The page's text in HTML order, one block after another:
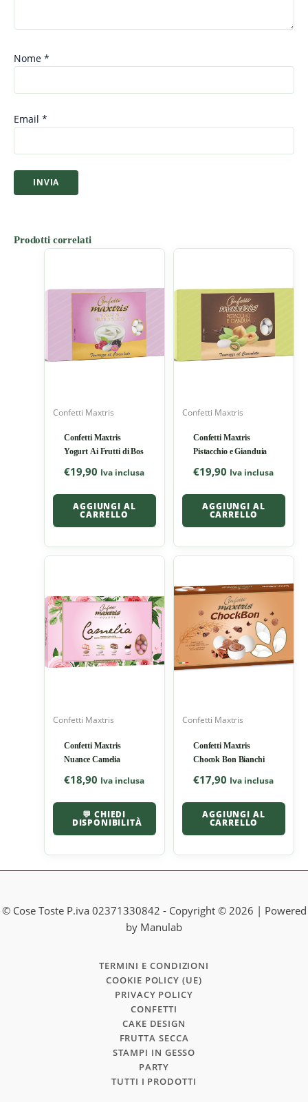
Nome *
Email *
Prodotti correlati
Confetti Maxtris
Confetti Maxtris
Yogurt Ai Frutti di Bos
€19,90 Iva inclusa
AGGIUNGI AL
CARRELLO
Confetti Maxtris
Confetti Maxtris
Pistacchio e Gianduia
€19,90 Iva inclusa
AGGIUNGI AL
CARRELLO
Confetti Maxtris
Confetti Maxtris
Nuance Camelia
€18,90 Iva inclusa
💬 CHIEDI
DISPONIBILITÀ
Confetti Maxtris
Confetti Maxtris
Chocok Bon Bianchi
€17,90 Iva inclusa
AGGIUNGI AL
CARRELLO
© Cose Toste P.iva 02371330842 - Copyright © 2026 | Powered
by Manulab
TERMINI E CONDIZIONI
COOKIE POLICY (UE)
PRIVACY POLICY
CONFETTI
CAKE DESIGN
FRUTTA SECCA
STAMPI IN GESSO
PARTY
TUTTI I PRODOTTI